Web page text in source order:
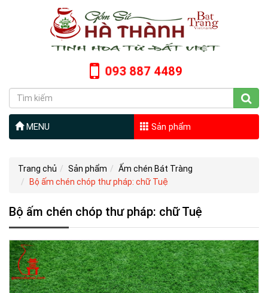
093 887 4489
MENU Sản phẩm
Trang chủ Sản phẩm
Ấm chén Bát Tràng
Bộ ấm chén chóp thư pháp: chữ Tuệ
Bộ ấm chén chóp thư pháp: chữ Tuệ